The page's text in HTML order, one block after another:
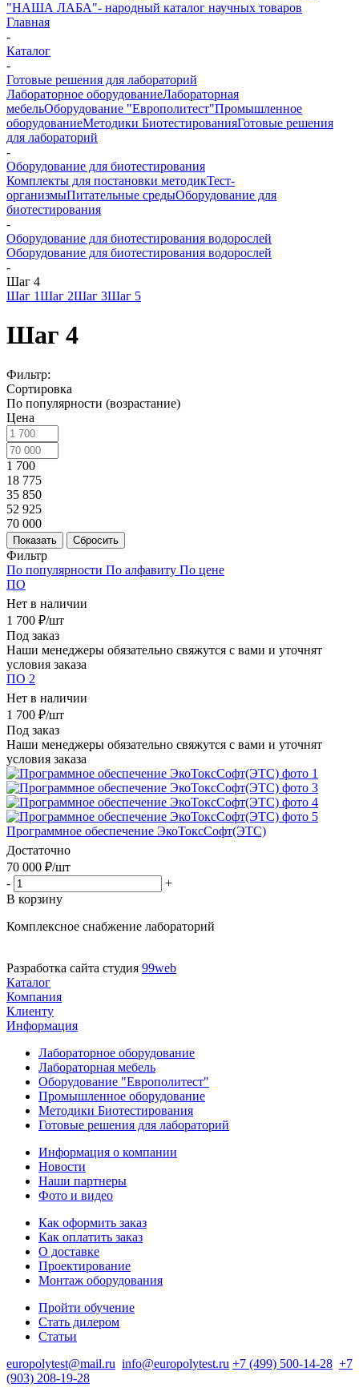
"НАША ЛАБА"- народный каталог научных товаров
Главная
-
Каталог
-
Готовые решения для лабораторий
Лабораторное оборудованиеЛабораторная
мебельОборудование "Европолитест"Промышленное
оборудованиеМетодики БиотестированияГотовые решения
для лабораторий
-
Оборудование для биотестирования
Комплекты для постановки методикТест-
организмыПитательные средыОборудование для
биотестирования
-
Оборудование для биотестирования водорослей
Оборудование для биотестирования водорослей
-
Шаг 4
Шаг 1Шаг 2Шаг 3Шаг 5
Шаг 4
Фильтр:
Сортировка
По популярности (возрастание)
Цена
1 700
18 775
35 850
52 925
70 000
Показать Сбросить
Фильтр
По популярности По алфавиту По цене
ПО
Нет в наличии
1 700 ₽/шт
Под заказ
Наши менеджеры обязательно свяжутся с вами и уточнят
условия заказа
ПО 2
Нет в наличии
1 700 ₽/шт
Под заказ
Наши менеджеры обязательно свяжутся с вами и уточнят
условия заказа
Программное обеспечение ЭкоТоксСофт(ЭТС)
Достаточно
70 000 ₽/шт
-
+
В корзину
Комплексное снабжение лабораторий
Разработка сайта студия 99web
Каталог
Компания
Клиенту
Информация
Лабораторное оборудование
Лабораторная мебель
Оборудование "Европолитест"
Промышленное оборудование
Методики Биотестирования
Готовые решения для лабораторий
Информация о компании
Новости
Наши партнеры
Фото и видео
Как оформить заказ
Как оплатить заказ
О доставке
Проектирование
Монтаж оборудования
Пройти обучение
Стать дилером
Статьи
europolytest@mail.ru info@europolytest.ru +7 (499) 500-14-28 +7
(903) 208-19-28